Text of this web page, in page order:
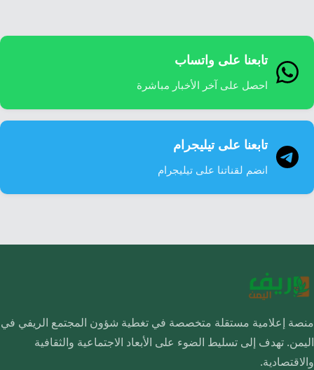
تقارير صور
فيديو تابعنا على واتساب
احصل على آخر الأخبار مباشرة
تابعنا على تيليجرام
انضم لقناتنا على تيليجرام
منصة إعلامية مستقلة متخصصة في تغطية شؤون المجتمع الريفي في
اليمن. تهدف إلى تسليط الضوء على الأبعاد الاجتماعية والثقافية
والاقتصادية.